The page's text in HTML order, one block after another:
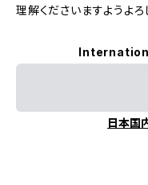
理解くださいますようよろ
日本国